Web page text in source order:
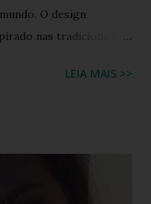
O design
nas tradicionais
o mundo. Hoje, a marca
LEIA MAIS >>